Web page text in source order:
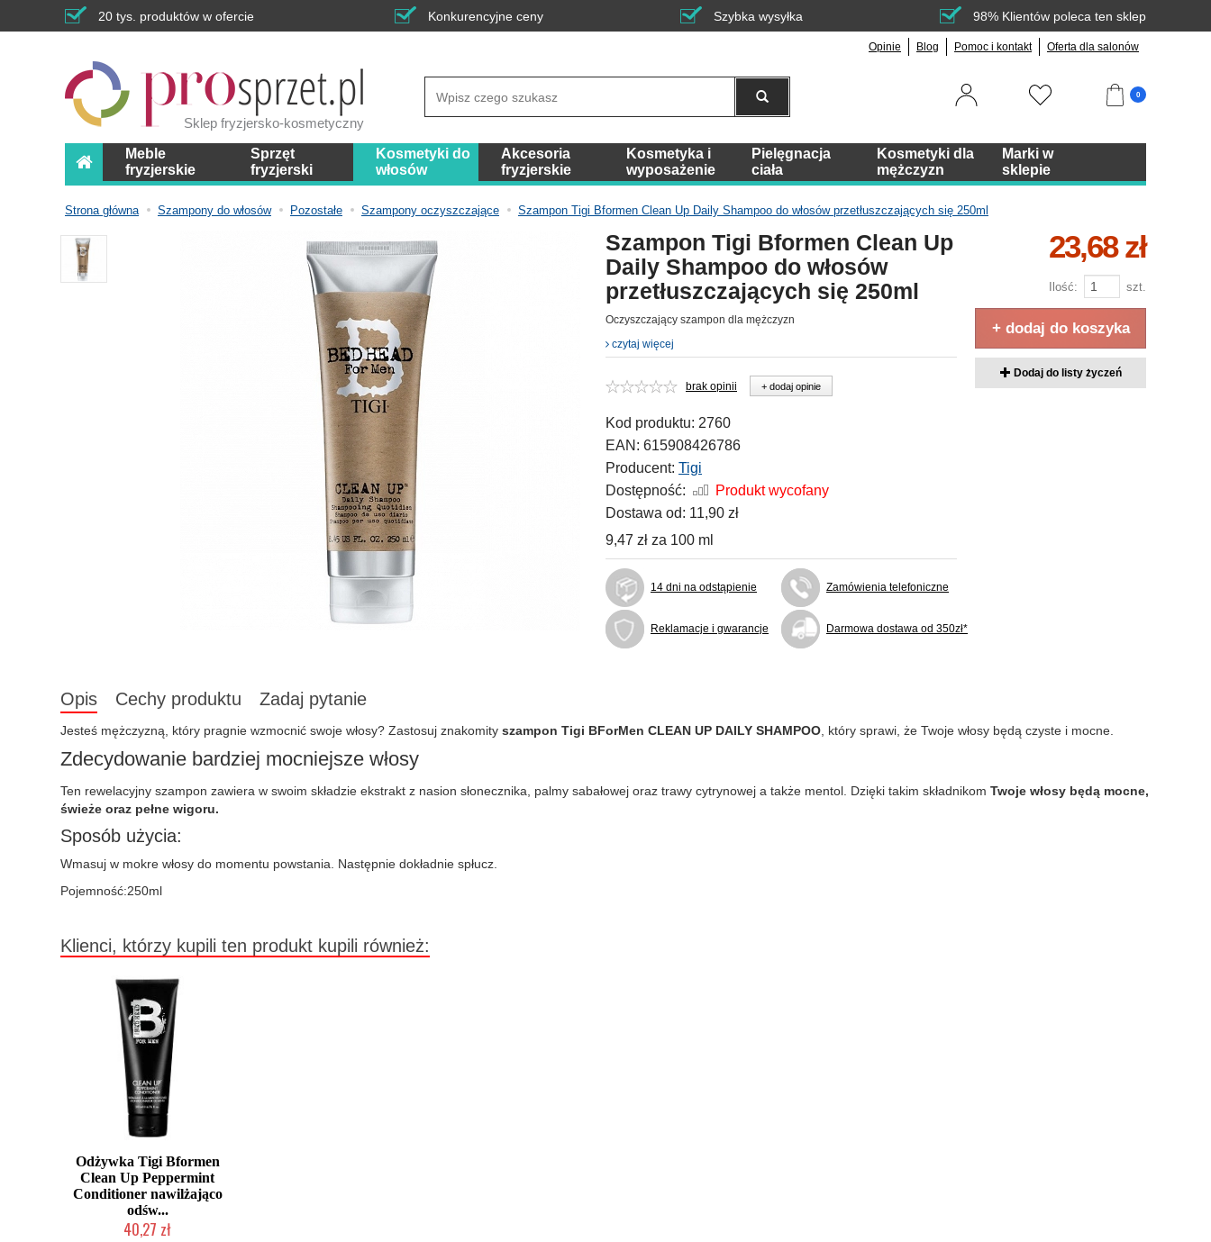
20 tys. produktów w ofercie Konkurencyjne ceny Szybka wysyłka 98% Klientów poleca ten sklep
Opinie Blog Pomoc i kontakt Oferta dla salonów
Sklep fryzjersko-kosmetyczny
0
Meble
fryzjerskie
Sprzęt
fryzjerski
Kosmetyki do
włosów
Akcesoria
fryzjerskie
Kosmetyka i
wyposażenie
Pielęgnacja
ciała
Kosmetyki dla
mężczyzn
Marki w
sklepie
Strona główna Szampony do włosów Pozostałe Szampony oczyszczające Szampon Tigi Bformen Clean Up Daily Shampoo do włosów przetłuszczających się 250ml
Szampon Tigi Bformen Clean Up
Daily Shampoo do włosów
przetłuszczających się 250ml
Oczyszczający szampon dla mężczyzn
czytaj więcej
brak opinii + dodaj opinie
Kod produktu: 2760
EAN: 615908426786
Producent: Tigi
Dostępność:
Produkt wycofany
Dostawa od: 11,90 zł
9,47 zł za 100 ml
14 dni na odstąpienie Zamówienia telefoniczne
Reklamacje i gwarancje Darmowa dostawa od 350zł*
23,68 zł
Ilość: szt.
+ dodaj do koszyka
Dodaj do listy życzeń
Opis Cechy produktu Zadaj pytanie
Jesteś mężczyzną, który pragnie wzmocnić swoje włosy? Zastosuj znakomity szampon Tigi BForMen CLEAN UP DAILY SHAMPOO , który sprawi, że Twoje włosy będą czyste i mocne.
Zdecydowanie bardziej mocniejsze włosy
Ten rewelacyjny szampon zawiera w swoim składzie ekstrakt z nasion słonecznika, palmy sabałowej oraz trawy cytrynowej a także mentol. Dzięki takim składnikom Twoje włosy będą mocne,
świeże oraz pełne wigoru.
Sposób użycia:
Wmasuj w mokre włosy do momentu powstania. Następnie dokładnie spłucz.
Pojemność:250ml
Klienci, którzy kupili ten produkt kupili również:
Odżywka Tigi Bformen
Clean Up Peppermint
Conditioner nawilżająco
odśw...
40,27 zł